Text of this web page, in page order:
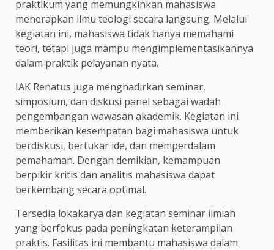
praktikum yang memungkinkan mahasiswa
menerapkan ilmu teologi secara langsung. Melalui
kegiatan ini, mahasiswa tidak hanya memahami
teori, tetapi juga mampu mengimplementasikannya
dalam praktik pelayanan nyata.
IAK Renatus juga menghadirkan seminar,
simposium, dan diskusi panel sebagai wadah
pengembangan wawasan akademik. Kegiatan ini
memberikan kesempatan bagi mahasiswa untuk
berdiskusi, bertukar ide, dan memperdalam
pemahaman. Dengan demikian, kemampuan
berpikir kritis dan analitis mahasiswa dapat
berkembang secara optimal.
Tersedia lokakarya dan kegiatan seminar ilmiah
yang berfokus pada peningkatan keterampilan
praktis. Fasilitas ini membantu mahasiswa dalam